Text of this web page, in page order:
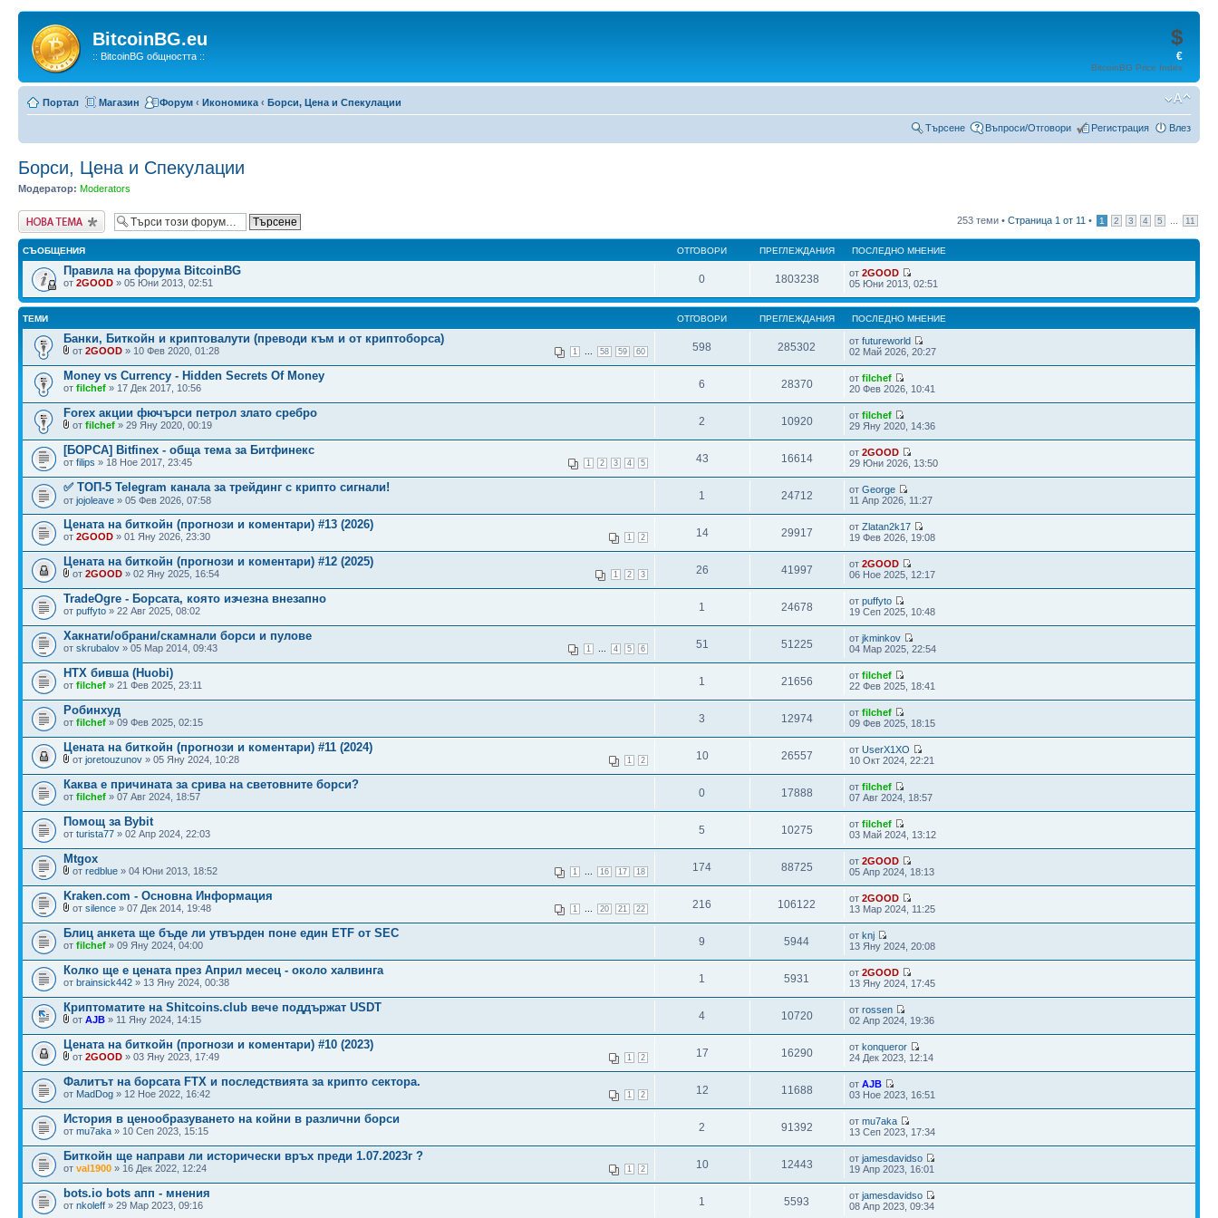
BitcoinBG.eu
:: BitcoinBG общността ::
$
€
BitcoinBG Price Index
Портал Магазин Форум ‹ Икономика ‹ Борси, Цена и Спекулации
Търсене Въпроси/Отговори Регистрация Влез
Борси, Цена и Спекулации
Модератор: Moderators
Публикувай нова
тема
253 теми • Страница 1 от 11 • 1 2 3 4 5 11
СЪОБЩЕНИЯ ОТГОВОРИ ПРЕГЛЕЖДАНИЯ ПОСЛЕДНО МНЕНИЕ
Правила на форума BitcoinBG
от 2GOOD » 05 Юни 2013, 02:51 0 1803238 от2GOOD
05 Юни 2013, 02:51
ТЕМИ ОТГОВОРИ ПРЕГЛЕЖДАНИЯ ПОСЛЕДНО МНЕНИЕ
Банки, Биткойн и криптовалути (преводи към и от криптоборса)
1 58 59 60
от 2GOOD » 10 Фев 2020, 01:28 598 285302 отfutureworld
02 Май 2026, 20:27
Money vs Currency - Hidden Secrets Of Money
от filchef » 17 Дек 2017, 10:56 6 28370 отfilchef
20 Фев 2026, 10:41
Forex акции фючърси петрол злато сребро
от filchef » 29 Яну 2020, 00:19 2 10920 отfilchef
29 Яну 2020, 14:36
[БОРСА] Bitfinex - обща тема за Битфинекс
1 2 3 4 5
от filips » 18 Ное 2017, 23:45 43 16614 от2GOOD
29 Юни 2026, 13:50
✅ ТОП-5 Telegram канала за трейдинг с крипто сигнали!
от jojoleave » 05 Фев 2026, 07:58 1 24712 отGeorge
11 Апр 2026, 11:27
Цената на биткойн (прогнози и коментари) #13 (2026)
1 2
от 2GOOD » 01 Яну 2026, 23:30 14 29917 отZlatan2k17
19 Фев 2026, 19:08
Цената на биткойн (прогнози и коментари) #12 (2025)
1 2 3
от 2GOOD » 02 Яну 2025, 16:54 26 41997 от2GOOD
06 Ное 2025, 12:17
TradeOgre - Борсата, която изчезна внезапно
от puffyto » 22 Авг 2025, 08:02 1 24678 отpuffyto
19 Сеп 2025, 10:48
Хакнати/обрани/скамнали борси и пулове
1 4 5 6
от skrubalov » 05 Мар 2014, 09:43 51 51225 отjkminkov
04 Мар 2025, 22:54
НТХ бивша (Huobi)
от filchef » 21 Фев 2025, 23:11 1 21656 отfilchef
22 Фев 2025, 18:41
Робинхуд
от filchef » 09 Фев 2025, 02:15 3 12974 отfilchef
09 Фев 2025, 18:15
Цената на биткойн (прогнози и коментари) #11 (2024)
1 2
от joretouzunov » 05 Яну 2024, 10:28 10 26557 отUserX1XO
10 Окт 2024, 22:21
Каква е причината за срива на световните борси?
от filchef » 07 Авг 2024, 18:57 0 17888 отfilchef
07 Авг 2024, 18:57
Помощ за Bybit
от turista77 » 02 Апр 2024, 22:03 5 10275 отfilchef
03 Май 2024, 13:12
Mtgox
1 16 17 18
от redblue » 04 Юни 2013, 18:52 174 88725 от2GOOD
05 Апр 2024, 18:13
Kraken.com - Основна Информация
1 20 21 22
от silence » 07 Дек 2014, 19:48 216 106122 от2GOOD
13 Мар 2024, 11:25
Блиц анкета ще бъде ли утвърден поне един ETF от SEC
от filchef » 09 Яну 2024, 04:00 9 5944 отknj
13 Яну 2024, 20:08
Колко ще е цената през Април месец - около халвинга
от brainsick442 » 13 Яну 2024, 00:38 1 5931 от2GOOD
13 Яну 2024, 17:45
Криптоматите на Shitcoins.club вече поддържат USDT
от AJB » 11 Яну 2024, 14:15 4 10720 отrossen
02 Апр 2024, 19:36
Цената на биткойн (прогнози и коментари) #10 (2023)
1 2
от 2GOOD » 03 Яну 2023, 17:49 17 16290 отkonqueror
24 Дек 2023, 12:14
Фалитът на борсата FTX и последствията за крипто сектора.
1 2
от MadDog » 12 Ное 2022, 16:42 12 11688 отAJB
03 Ное 2023, 16:51
История в ценообразуването на койни в различни борси
от mu7aka » 10 Сеп 2023, 15:15 2 91392 отmu7aka
13 Сеп 2023, 17:34
Биткойн ще направи ли исторически връх преди 1.07.2023г ?
1 2
от val1900 » 16 Дек 2022, 12:24 10 12443 отjamesdavidso
19 Апр 2023, 16:01
bots.io bots апп - мнения
от nkoleff » 29 Мар 2023, 09:16 1 5593 отjamesdavidso
08 Апр 2023, 09:34